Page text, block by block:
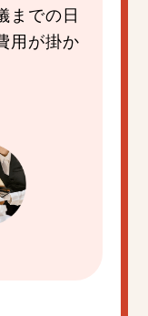
までの日
用が掛か